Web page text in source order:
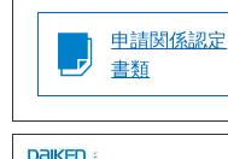
申請関係認定
書類